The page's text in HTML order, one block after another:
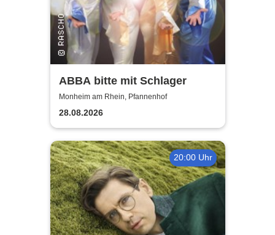
ABBA bitte mit Schlager
Monheim am Rhein, Pfannenhof
28.08.2026
20:00 Uhr